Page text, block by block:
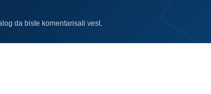
da biste komentarisali vest.